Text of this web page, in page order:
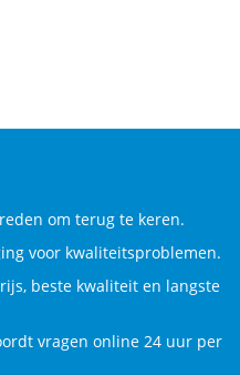
om terug te keren.
voor kwaliteitsproblemen.
beste kwaliteit en langste
vragen online 24 uur per